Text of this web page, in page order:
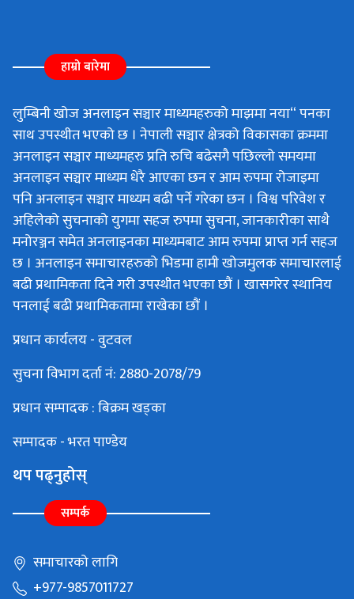
हाम्रो बारेमा
लुम्बिनी खोज अनलाइन सञ्चार माध्यमहरुको माझमा नया“ पनका
साथ उपस्थीत भएको छ । नेपाली सञ्चार क्षेत्रको विकासका क्रममा
अनलाइन सञ्चार माध्यमहरु प्रति रुचि बढेसगै पछिल्लो समयमा
अनलाइन सञ्चार माध्यम धेरै आएका छन र आम रुपमा रोजाइमा
पनि अनलाइन सञ्चार माध्यम बढी पर्ने गरेका छन । विश्व परिवेश र
अहिलेको सुचनाको युगमा सहज रुपमा सुचना, जानकारीका साथै
मनोरञ्जन समेत अनलाइनका माध्यमबाट आम रुपमा प्राप्त गर्न सहज
छ । अनलाइन समाचारहरुको भिडमा हामी खोजमुलक समाचारलाई
बढी प्रथामिकता दिने गरी उपस्थीत भएका छौं । खासगरेर स्थानिय
पनलाई बढी प्रथामिकतामा राखेका छौं ।
प्रधान कार्यलय - वुटवल
सुचना विभाग दर्ता नं: 2880-2078/79
प्रधान सम्पादक : बिक्रम खड्का
सम्पादक - भरत पाण्डेय
थप पढ्नुहोस्
सम्पर्क
समाचारको लागि
+977-9857011727